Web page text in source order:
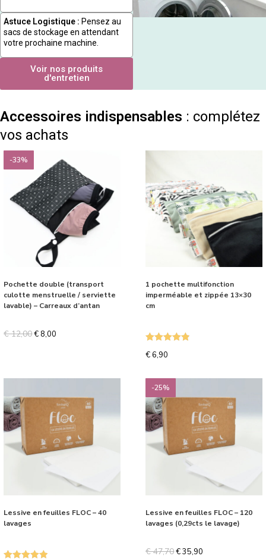
Astuce Logistique : Pensez au
sacs de stockage en attendant
votre prochaine machine.
Voir nos produits
d'entretien
Accessoires indispensables : complétez
vos achats
-33%
Pochette double (transport
culotte menstruelle / serviette
lavable) – Carreaux d’antan
€12,00€ 8,00
1 pochette multifonction
imperméable et zippée 13×30
cm
€6,90
Lessive en feuilles FLOC – 40
lavages
-25%
Lessive en feuilles FLOC – 120
lavages (0,29cts le lavage)
€47,70€35,90